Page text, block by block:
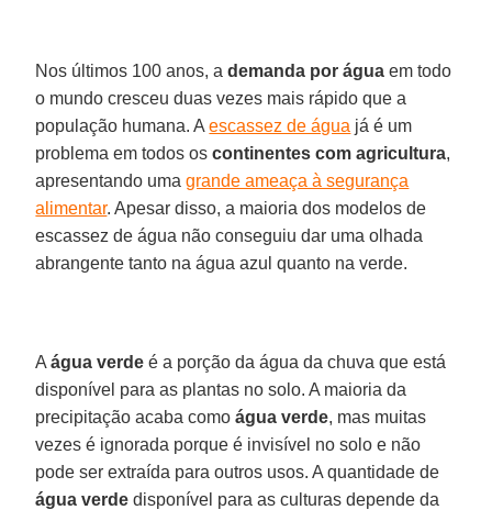
Nos últimos 100 anos, ademanda por água em todo
o mundo cresceu duas vezes mais rápido que a
população humana. Aescassez de água já é um
problema em todos oscontinentes com agricultura,
apresentando umagrande ameaça à segurança
alimentar. Apesar disso, a maioria dos modelos de
escassez de água não conseguiu dar uma olhada
abrangente tanto na água azul quanto na verde.
Aágua verde é a porção da água da chuva que está
disponível para as plantas no solo. A maioria da
precipitação acaba comoágua verde, mas muitas
vezes é ignorada porque é invisível no solo e não
pode ser extraída para outros usos. A quantidade de
água verde disponível para as culturas depende da